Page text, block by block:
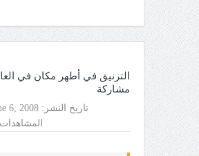
التزنيق في أطهر مكان في
مشاركة
تاريخ النشر: 6, 2008